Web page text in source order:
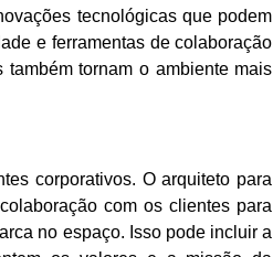
tecnológicas que podem
e ferramentas de colaboração
tornam o ambiente mais
corporativos. O arquiteto para
com os clientes para
no espaço. Isso pode incluir a